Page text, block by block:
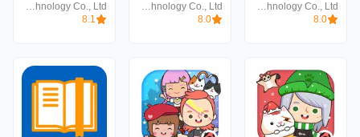
XiHe Digital (GuangZhou) Technology Co., Ltd.
8.0
XiHe Digital (GuangZhou) Technology Co., Ltd.
8.0
XiHe Digital (GuangZhou) Technology Co., Ltd.
8.1